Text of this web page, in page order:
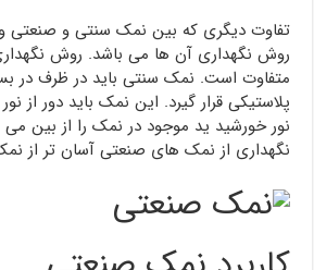
تفاوت دیگری که بین نمک سنتی و صنعتی
روش نگهداری آن ها می باشد. روش
متفاوت است. نمک سنتی باید در ظرف در
پلاستیکی قرار گیرد. این نمک باید دور از
نور خورشید ید موجود در نمک را از بین می
نگهداری از نمک های صنعتی آسان تر از